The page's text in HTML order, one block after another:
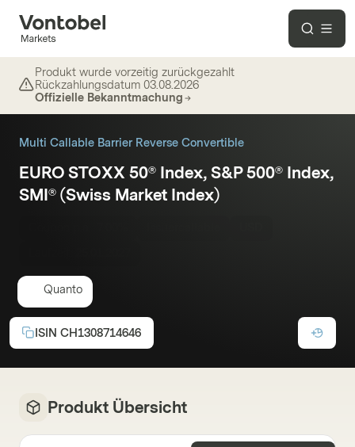
Produkt wurde vorzeitig zurückgezahlt
Rückzahlungsdatum 03.08.2026
Offizielle Bekanntmachung
Multi Callable Barrier Reverse Convertible
EURO STOXX 50® Index, S&P 500® Index,
SMI® (Swiss Market Index)
Quanto
ISIN CH1308714646
Produkt Übersicht